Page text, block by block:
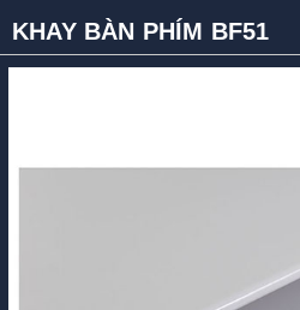
KHAY BÀN PHÍM BF51